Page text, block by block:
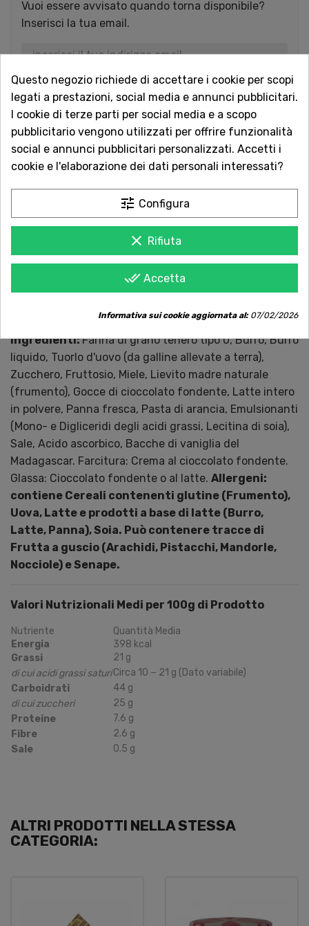
Vuoi essere avvisato quando torna disponibile?
Inserisci la tua email.
AVVISAMI QUANDO DISPONIBILE
Acquista in totale sicurezza
Dal 1957 a Catania. Clicca e leggi le oltre
1.000 recensioni dei nostri clienti.
Spedizioni rapide
Consegna in tutta Italia in 5 giorni
Servizio Clienti sempre con te
Ingredienti:Farina di grano tenero tipo 0, Burro, Burro
liquido, Tuorlo d'uovo (da galline allevate a terra),
Zucchero, Fruttosio, Miele, Lievito madre naturale
(frumento), Gocce di cioccolato fondente, Latte intero
in polvere, Panna fresca, Pasta di arancia, Emulsionanti
(Mono- e Digliceridi degli acidi grassi, Lecitina di soia),
Sale, Acido ascorbico, Bacche di vaniglia del
Madagascar. Farcitura: Crema al cioccolato fondente.
Glassa: Cioccolato fondente o al latte. Allergeni:
contiene Cereali contenenti glutine (Frumento),
Uova, Latte e prodotti a base di latte (Burro,
Latte, Panna), Soia. Può contenere tracce di
Frutta a guscio (Arachidi, Pistacchi, Mandorle,
Nocciole) e Senape.
Valori Nutrizionali Medi per 100g di Prodotto
Nutriente
Quantità Media
Energia
398 kcal
Grassi
21 g
di cui acidi grassi saturiCirca 10 − 21 g (Dato variabile)
Carboidrati
44 g
di cui zuccheri
25 g
Proteine
7.6 g
Fibre
2.6 g
Sale
0.5 g
ALTRI PRODOTTI NELLA STESSA
CATEGORIA:
Questo negozio richiede di accettare i cookie per scopi
legati a prestazioni, social media e annunci pubblicitari.
I cookie di terze parti per social media e a scopo
pubblicitario vengono utilizzati per offrire funzionalità
social e annunci pubblicitari personalizzati. Accetti i
cookie e l'elaborazione dei dati personali interessati?
tune Configura
clear Rifiuta
done_all Accetta
Informativa sui cookie aggiornata al:07/02/2026